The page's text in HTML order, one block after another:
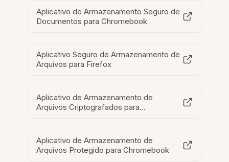
Aplicativo de Armazenamento Seguro de
Documentos para Chromebook
Aplicativo Seguro de Armazenamento de
Arquivos para Firefox
Aplicativo de Armazenamento de
Arquivos Criptografados para
Aplicativo de Armazenamento de
Arquivos Protegido para Chromebook